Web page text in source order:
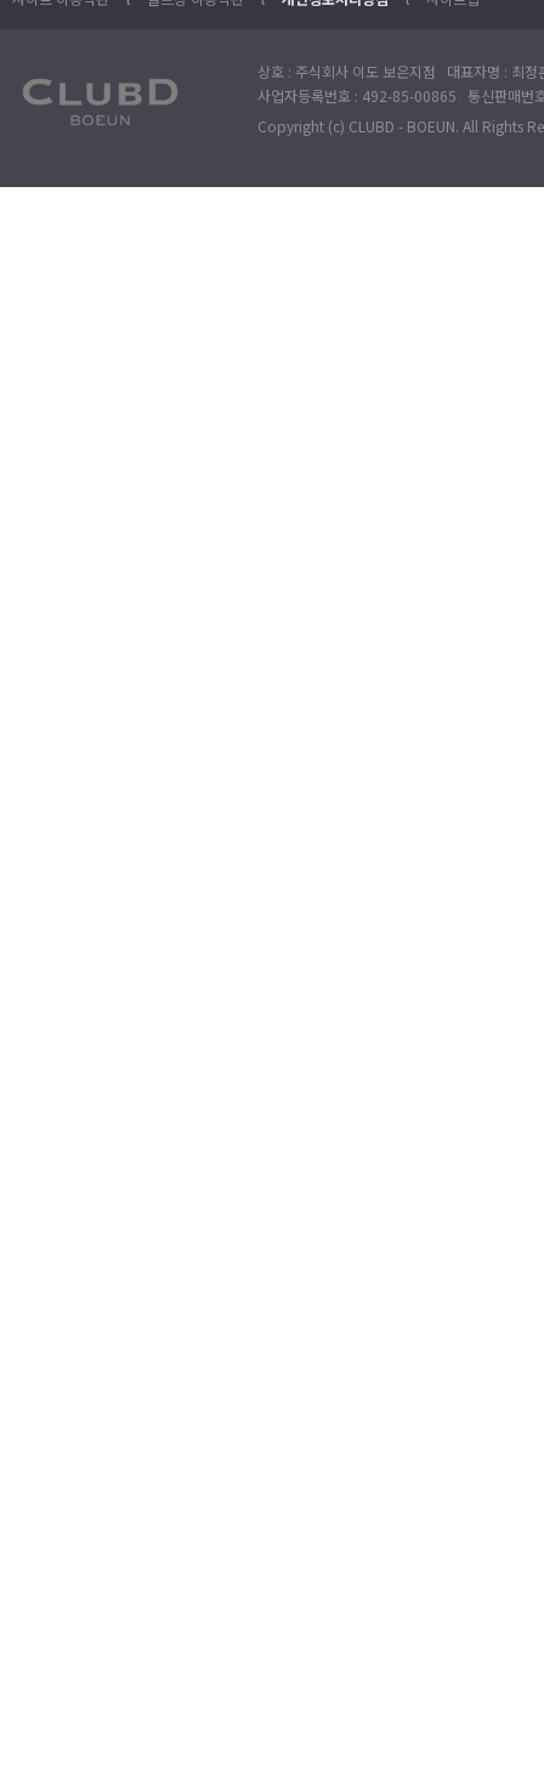
상호 : 주식회사 이도 보은지점 대표자명 : 최
사업자등록번호 : 492-85-00865 통신판매
Copyright (c) CLUBD - BOEUN. All Rights